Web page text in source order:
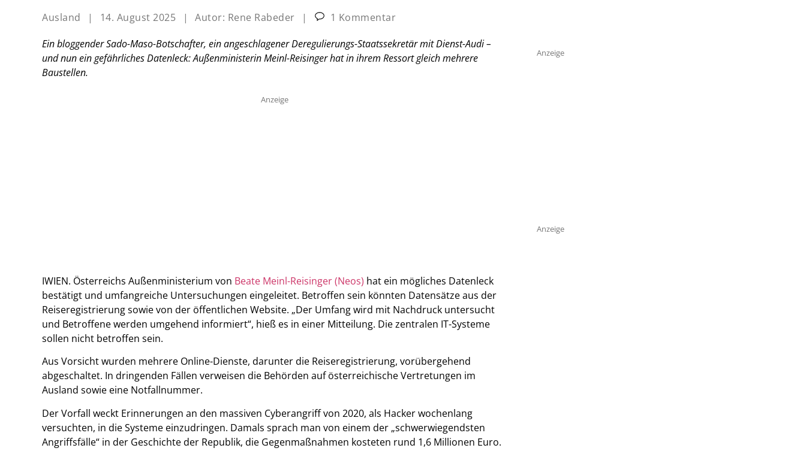
Ausland | 14. August 2025 | Autor: Rene Rabeder |
1 Kommentar
Ein bloggender Sado-Maso-Botschafter, ein angeschlagener Deregulierungs-Staatssekretär mit Dienst-Audi –
und nun ein gefährliches Datenleck: Außenministerin Meinl-Reisinger hat in ihrem Ressort gleich mehrere
Baustellen.
Anzeige
IWIEN. Österreichs Außenministerium von Beate Meinl-Reisinger (Neos) hat ein mögliches Datenleck
bestätigt und umfangreiche Untersuchungen eingeleitet. Betroffen sein könnten Datensätze aus der
Reiseregistrierung sowie von der öffentlichen Website. „Der Umfang wird mit Nachdruck untersucht
und Betroffene werden umgehend informiert“, hieß es in einer Mitteilung. Die zentralen IT-Systeme
sollen nicht betroffen sein.
Aus Vorsicht wurden mehrere Online-Dienste, darunter die Reiseregistrierung, vorübergehend
abgeschaltet. In dringenden Fällen verweisen die Behörden auf österreichische Vertretungen im
Ausland sowie eine Notfallnummer.
Der Vorfall weckt Erinnerungen an den massiven Cyberangriff von 2020, als Hacker wochenlang
versuchten, in die Systeme einzudringen. Damals sprach man von einem der „schwerwiegendsten
Angriffsfälle“ in der Geschichte der Republik, die Gegenmaßnahmen kosteten rund 1,6 Millionen Euro.
Anzeige
Anzeige